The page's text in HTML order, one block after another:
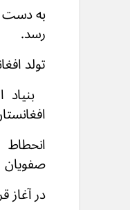
به
رسد.
تولد
صفویان
در آغاز